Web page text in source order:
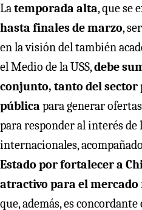
Latemporada alta, que se
hasta finales de marzo,
en la visión del también
el Medio de la USS,debe
conjunto, tanto del sector
pública para generar
para responder al interés
internacionales,
Estado por fortalecer a
atractivo para el mercado
que, además, es